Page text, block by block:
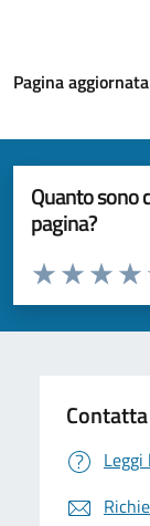
Pagina
Quanto sono
pagina?
Valuta da 1 a 5
Valuta
Valuta 2
Valuta 1 stelle